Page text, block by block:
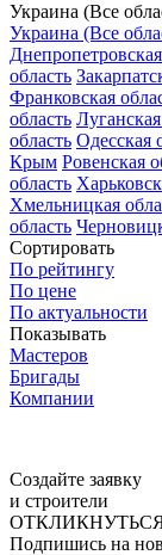
Украина (Все
Украина (Все
область
Франковская
область
область Одесская
Крым Ровенская
область
Хмельницкая
область
Сортировать
По рейтингу
По цене
По актуальности
Показывать
Мастеров
Бригады
Компании
Создайте заявку
и строители
Подпишись на